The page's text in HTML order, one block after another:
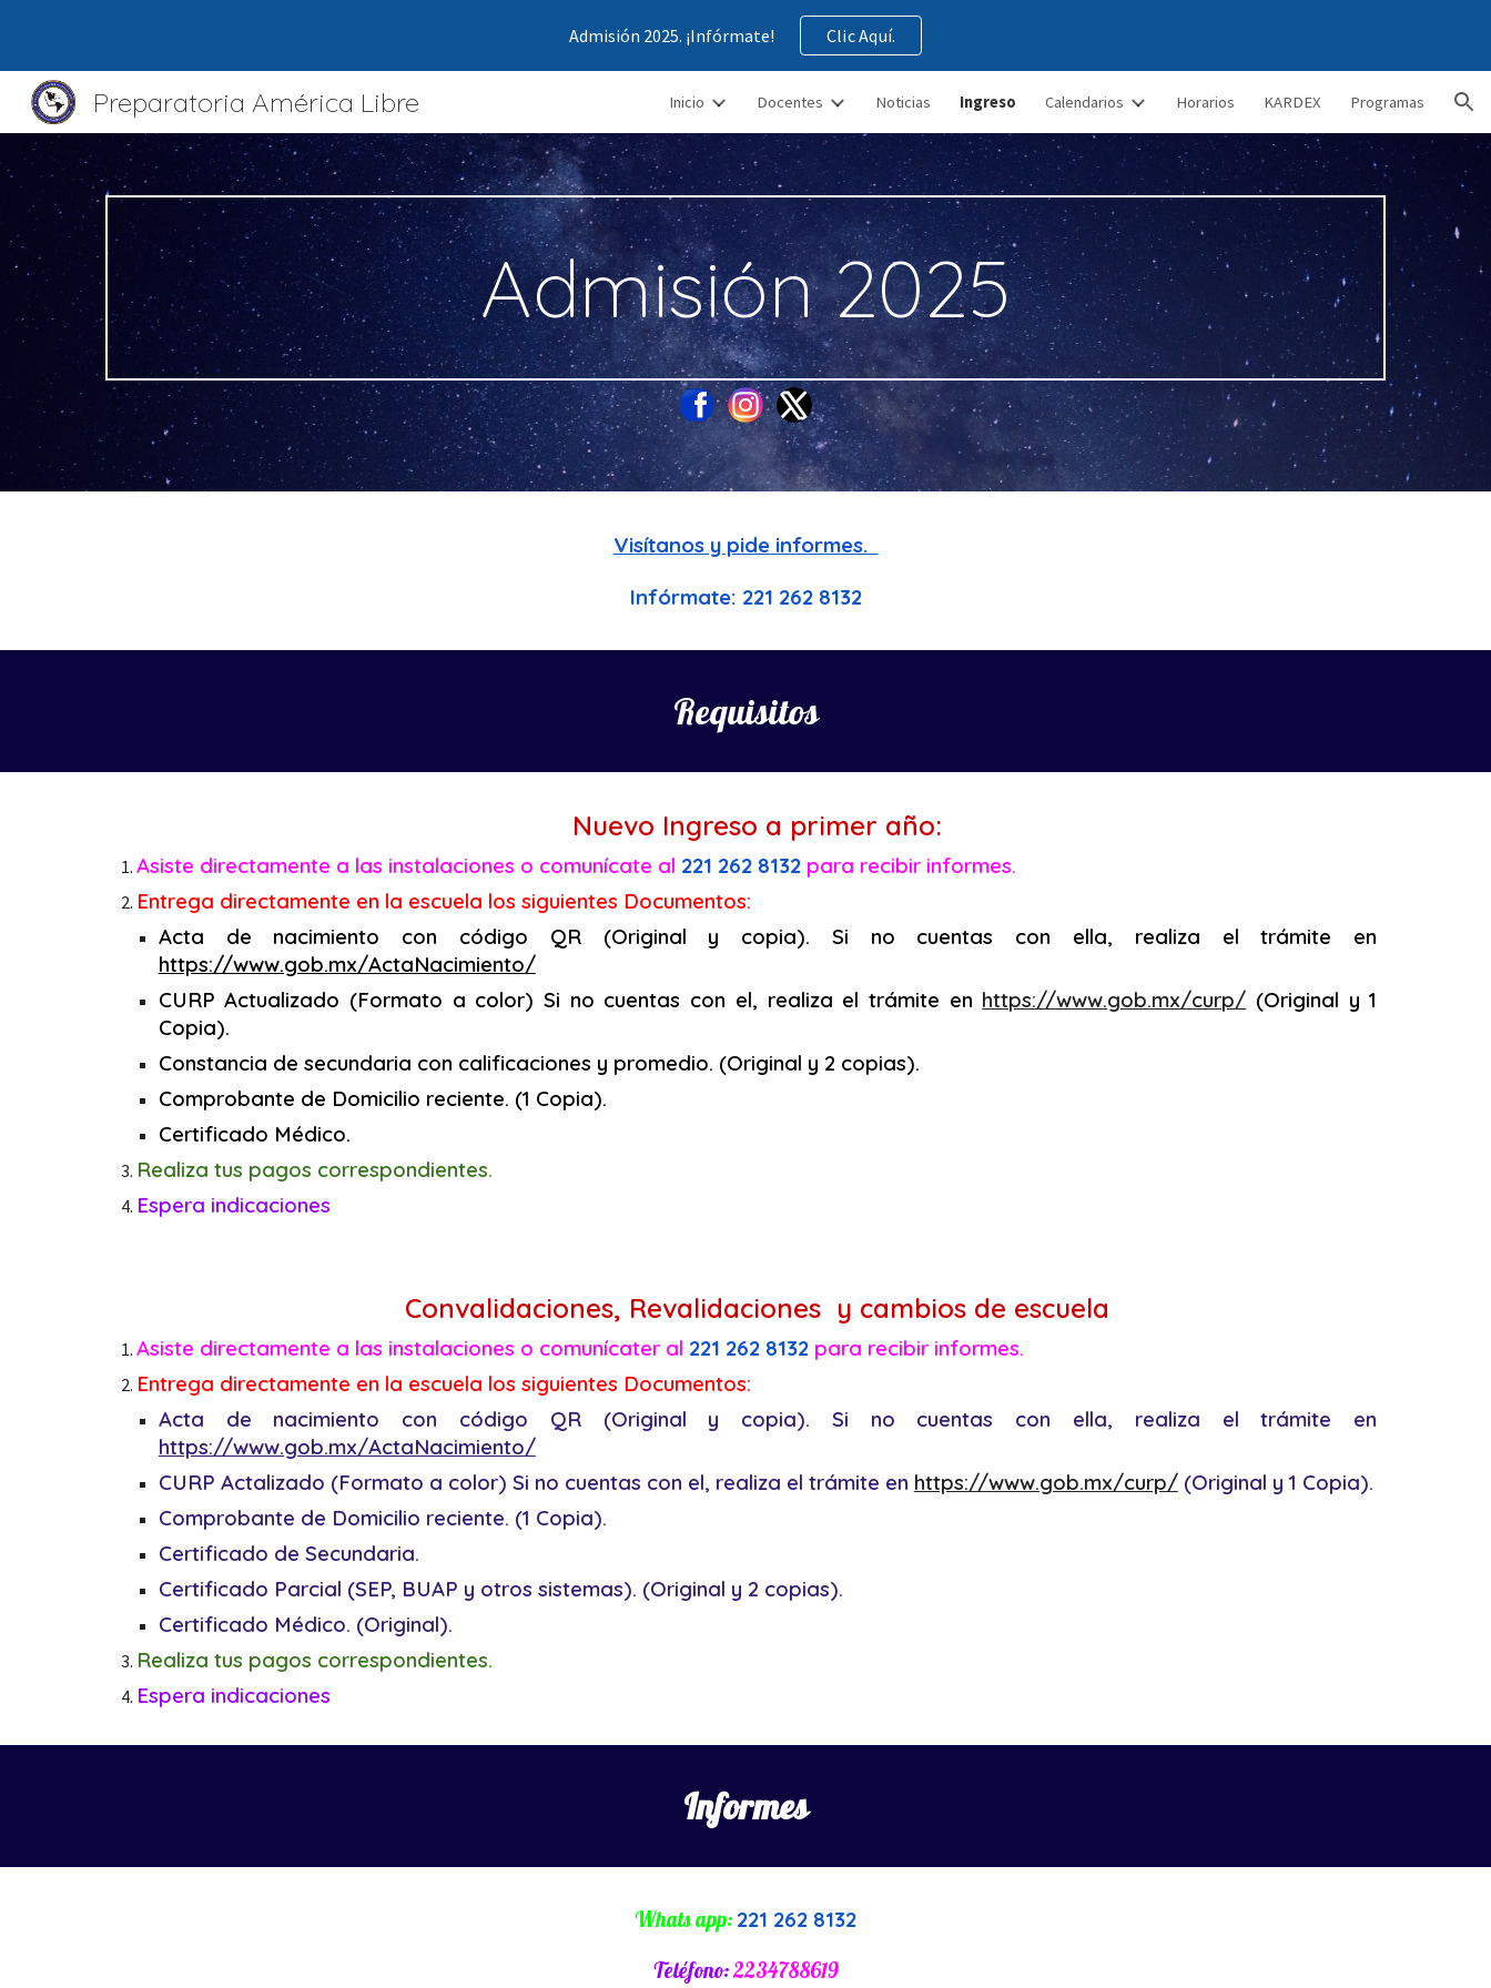
Skip to main content Skip to navigation
Admisión 2025. ¡Infórmate! Clic Aquí.
Preparatoria América Libre Inicio Docentes Noticias Ingreso Calendarios Horarios KARDEX Programas
Admisión 2025
Visítanos y pide informes.
Infórmate: 221 262 8132
Requisitos
Nuevo Ingreso a primer año:
Asiste directamente a las instalaciones o comunícate al 221 262 8132para recibir informes.
Entrega directamente en la escuela los siguientes Documentos:
Acta de nacimiento con código QR (Original y copia). Si no cuentas con ella, realiza el trámite en
https://www.gob.mx/ActaNacimiento/
CURP Actualizado (Formato a color) Si no cuentas con el, realiza el trámite en https://www.gob.mx/curp/ (Original y 1
Copia).
Constancia de secundaria con calificaciones y promedio. (Original y 2 copias).
Comprobante de Domicilio reciente. (1 Copia).
Certificado Médico.
Realiza tus pagos correspondientes.
Espera indicaciones
Convalidaciones, Revalidaciones y cambios de escuela
Asiste directamente a las instalaciones o comunícater al 221 262 8132para recibir informes.
Entrega directamente en la escuela los siguientes Documentos:
Acta de nacimiento con código QR (Original y copia). Si no cuentas con ella, realiza el trámite en
https://www.gob.mx/ActaNacimiento/
CURP Actalizado (Formato a color) Si no cuentas con el, realiza el trámite en https://www.gob.mx/curp/(Original y 1 Copia).
Comprobante de Domicilio reciente. (1 Copia).
Certificado de Secundaria.
Certificado Parcial (SEP, BUAP y otros sistemas). (Original y 2 copias).
Certificado Médico. (Original).
Realiza tus pagos correspondientes.
Espera indicaciones
Informes
Whats app: 221 262 8132
Teléfono:2234788619